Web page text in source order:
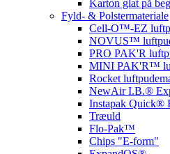
Karton glat på
Fyld- & Polstermateriale
Cell-O™-EZ
NOVUS™
PRO PAK'R
MINI PAK'R™
Rocket
NewAir I.B.®
Instapak Quick®
Træuld
Flo-Pak™
Chips "E-form"